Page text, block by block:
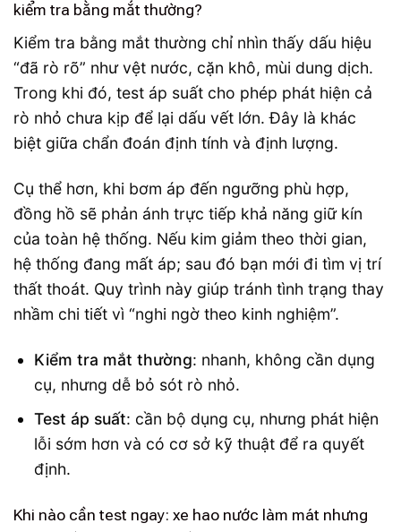
kiểm tra bằng mắt thường?
Kiểm tra bằng mắt thường chỉ nhìn thấy dấu hiệu
“đã rò rõ” như vệt nước, cặn khô, mùi dung dịch.
Trong khi đó, test áp suất cho phép phát hiện cả
rò nhỏ chưa kịp để lại dấu vết lớn. Đây là khác
biệt giữa chẩn đoán định tính và định lượng.
Cụ thể hơn, khi bơm áp đến ngưỡng phù hợp,
đồng hồ sẽ phản ánh trực tiếp khả năng giữ kín
của toàn hệ thống. Nếu kim giảm theo thời gian,
hệ thống đang mất áp; sau đó bạn mới đi tìm vị trí
thất thoát. Quy trình này giúp tránh tình trạng thay
nhầm chi tiết vì “nghi ngờ theo kinh nghiệm”.
Kiểm tra mắt thường: nhanh, không cần dụng
cụ, nhưng dễ bỏ sót rò nhỏ.
Test áp suất: cần bộ dụng cụ, nhưng phát hiện
lỗi sớm hơn và có cơ sở kỹ thuật để ra quyết
định.
Khi nào cần test ngay: xe hao nước làm mát nhưng